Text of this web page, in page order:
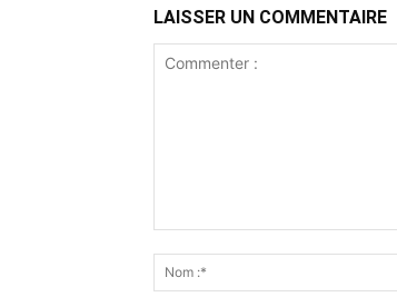
LAISSER UN COMMENTAIRE